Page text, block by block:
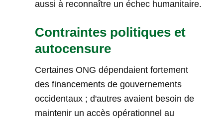
aussi à reconnaître un échec humanitaire.
Contraintes politiques et
autocensure
Certaines ONG dépendaient fortement
des financements de gouvernements
occidentaux ; d'autres avaient besoin de
maintenir un accès opérationnel au